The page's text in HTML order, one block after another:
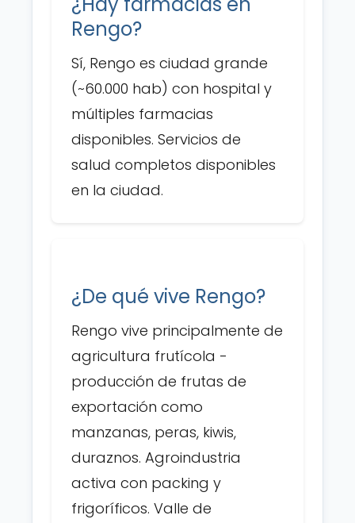
Rengo?
Sí, Rengo es ciudad grande
(~60.000 hab) con hospital y
múltiples farmacias
disponibles. Servicios de
salud completos disponibles
en la ciudad.
¿De qué vive Rengo?
Rengo vive principalmente de
agricultura frutícola -
producción de frutas de
exportación como
manzanas, peras, kiwis,
duraznos. Agroindustria
activa con packing y
frigoríficos. Valle de